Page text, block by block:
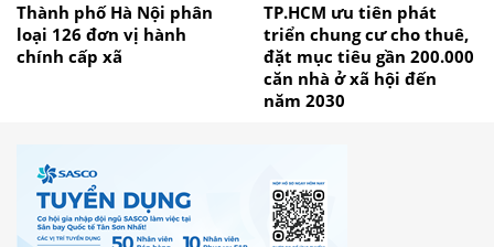
Thành phố Hà Nội phân
loại 126 đơn vị hành
chính cấp xã
TP.HCM ưu tiên phát
triển chung cư cho thuê,
đặt mục tiêu gần 200.000
căn nhà ở xã hội đến
năm 2030